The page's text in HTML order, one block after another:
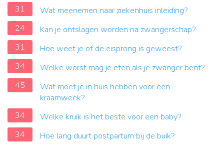
31
Wat meenemen naar ziekenhuis inleiding?
24
Kan je ontslagen worden na zwangerschap?
31
Hoe weet je of de eisprong is geweest?
34
Welke worst mag je eten als je zwanger bent?
45
Wat moet je in huis hebben voor een
kraamweek?
34
Welke kruik is het beste voor een baby?
34
Hoe lang duurt postpartum bij de buik?